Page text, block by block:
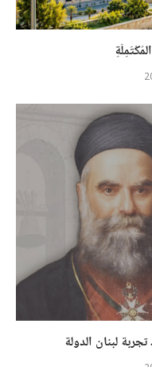
لبنان الدولة